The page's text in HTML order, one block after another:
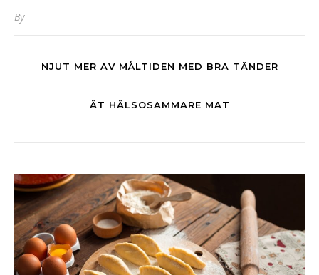
By
NJUT MER AV MÅLTIDEN MED BRA TÄNDER
ÄT HÄLSOSAMMARE MAT